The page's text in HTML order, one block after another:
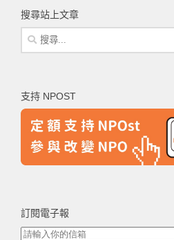
搜尋站上文章
搜
尋
字:
支持 NPOST
訂閱電子報